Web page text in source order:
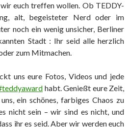
euch treffen wollen. Ob TEDDY-
alt, begeisteter Nerd oder im
noch ein wenig unsicher, Berliner
Stadt : Ihr seid alle herzlich
zum Mitmachen.
uns eure Fotos, Videos und jede
habt. Genießt eure Zeit,
ein schönes, farbiges Chaos zu
nicht sein – wir sind es nicht, und
ihr es seid. Aber wir werden euch